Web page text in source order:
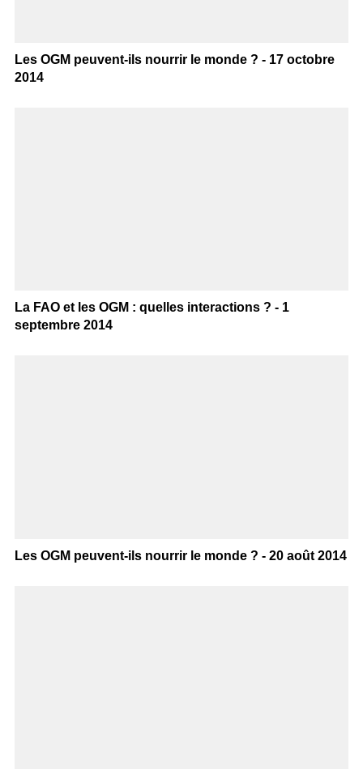
Les OGM peuvent-ils nourrir le monde ? - 17 octobre
2014
La FAO et les OGM : quelles interactions ? - 1
septembre 2014
Les OGM peuvent-ils nourrir le monde ? - 20 août 2014